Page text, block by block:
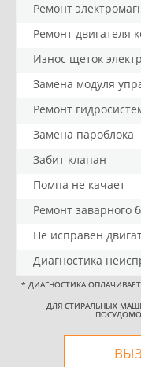
Ремонт
Ремонт двигателя
Износ щеток
Замена модуля
Ремонт
Замена пароблока
Забит клапан
Помпа не качает
Ремонт заварного
Не исправен
Диагностика
* ДИАГНОСТИКА
ДЛЯ СТИРАЛЬНЫХ